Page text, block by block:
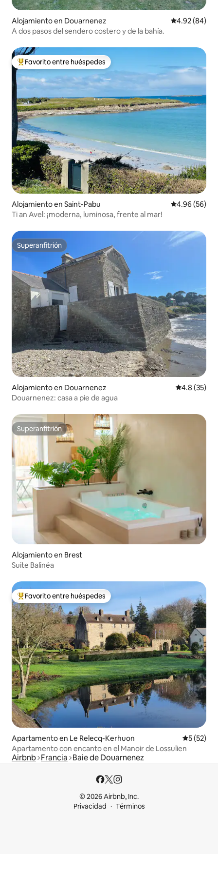
Alojamiento en Douarnenez Calificación
4.92 (84)
A dos pasos del sendero costero y de la bahía.
Favorito entre huéspedes preferido
Favorito entre huéspedes
Alojamiento en Saint-Pabu Calificación
4.96 (56)
Ti an Avel: ¡moderna, luminosa, frente al mar!
Superanfitrión
Superanfitrión
Alojamiento en Douarnenez Calificación
4.8 (35)
Douarnenez: casa a pie de agua
Superanfitrión
Superanfitrión
Alojamiento en Brest
Suite Balinéa
Favorito entre huéspedes preferido
Favorito entre huéspedes
Apartamento en Le Relecq-Kerhuon
5 (52)
Apartamento con encanto en el Manoir de Lossulien
Airbnb Francia Baie de Douarnenez
© 2026 Airbnb, Inc.
Privacidad
Términos